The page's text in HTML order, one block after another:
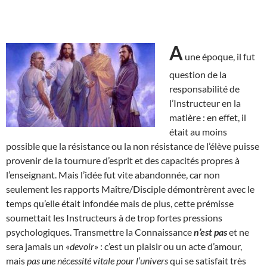
A une époque, il fut
question de la
responsabilité de
l’Instructeur en la
matière : en effet, il
était au moins
possible que la résistance ou la non résistance de l’élève puisse
provenir de la tournure d’esprit et des capacités propres à
l’enseignant. Mais l’idée fut vite abandonnée, car non
seulement les rapports Maître/Disciple démontrèrent avec le
temps qu’elle était infondée mais de plus, cette prémisse
soumettait les Instructeurs à de trop fortes pressions
psychologiques. Transmettre la Connaissancen’est paset ne
sera jamais un «devoir» : c’est un plaisir ou un acte d’amour,
maispas une nécessité vitale pour l’universqui se satisfait très